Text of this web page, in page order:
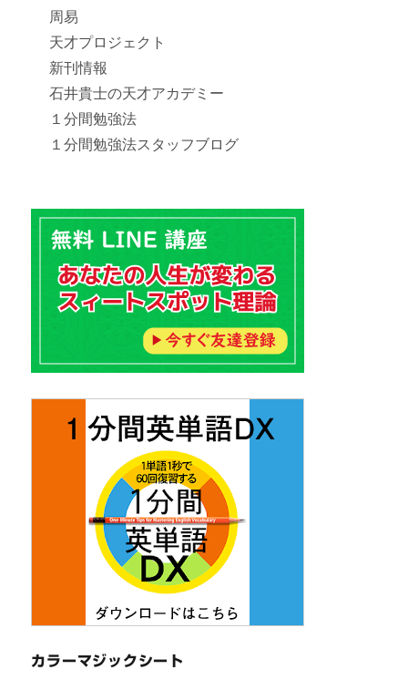
周易
天才プロジェクト
新刊情報
石井貴士の天才アカデミー
１分間勉強法
１分間勉強法スタッフブログ
カラーマジックシート